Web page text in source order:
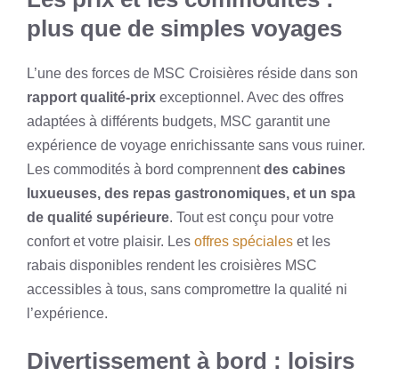
plus que de simples voyages
L’une des forces de MSC Croisières réside dans son
rapport qualité-prix exceptionnel. Avec des offres
adaptées à différents budgets, MSC garantit une
expérience de voyage enrichissante sans vous ruiner.
Les commodités à bord comprennentdes cabines
luxueuses, des repas gastronomiques, et un spa
de qualité supérieure. Tout est conçu pour votre
confort et votre plaisir. Les offres spéciales et les
rabais disponibles rendent les croisières MSC
accessibles à tous, sans compromettre la qualité ni
l’expérience.
Divertissement à bord : loisirs